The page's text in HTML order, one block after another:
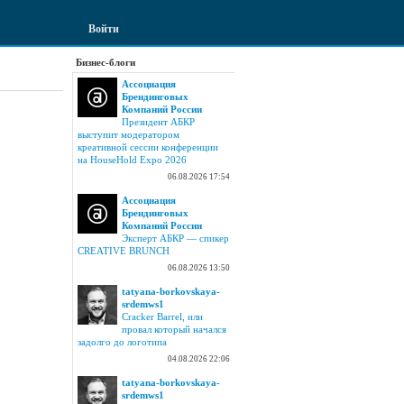
Войти
Бизнес-блоги
Ассоциация
Брендинговых
Компаний России
Президент АБКР
выступит модератором
креативной сессии конференции
на HouseHold Expo 2026
06.08.2026 17:54
Ассоциация
Брендинговых
Компаний России
Эксперт АБКР — спикер
CREATIVE BRUNCH
06.08.2026 13:50
tatyana-borkovskaya-
srdemws1
Cracker Barrel, или
провал который начался
задолго до логотипа
04.08.2026 22:06
tatyana-borkovskaya-
srdemws1